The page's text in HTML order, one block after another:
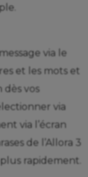
via le
et les mots et
dès vos
via
via l’écran
de l’Allora 3
rapidement.